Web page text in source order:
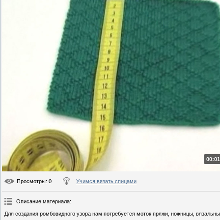
Просмотры: 0 Учимся вязать спицами
Описание материала:
Для создания ромбовидного узора нам потребуется моток пряжи, ножницы,